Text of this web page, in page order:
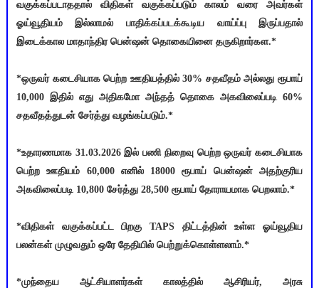
வகுக்கப்படாததால் விதிகள் வகுக்கப்படும் காலம் வரை அவர்கள்
ஓய்வூதியம் இல்லாமல் பாதிக்கப்படக்கூடிய வாய்ப்பு இருப்பதால்
இடைக்கால மாதாந்திர பென்ஷன் தொகையினை தருகிறார்கள.*
*ஒருவர் கடைசியாக பெற்ற ஊதியத்தில் 30% சதவீதம் அல்லது ரூபாய்
10,000 இதில் எது அதிகமோ அந்தத் தொகை அகவிலைப்படி 60%
சதவீதத்துடன் சேர்த்து வழங்கப்படும்.*
*உதாரணமாக 31.03.2026 இல் பணி நிறைவு பெற்ற ஒருவர் கடைசியாக
பெற்ற ஊதியம் 60,000 எனில் 18000 ரூபாய் பென்ஷன் அதற்குரிய
அகவிலைப்படி 10,800 சேர்த்து 28,500 ரூபாய் தோராயமாக பெறலாம்.*
*விதிகள் வகுக்கப்பட்ட பிறகு TAPS திட்டத்தின் உள்ள ஓய்வூதிய
பலன்கள் முழுவதும் ஒரே தேதியில் பெற்றுக்கொள்ளலாம்.*
*முந்தைய ஆட்சியாளர்கள் காலத்தில் ஆசிரியர், அரசு